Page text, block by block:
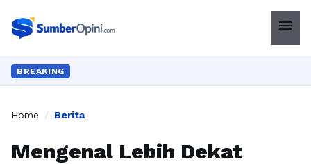
menu
BREAKING
Home / Berita
Mengenal Lebih Dekat